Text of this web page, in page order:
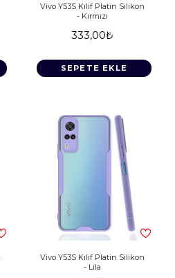
Vivo Y53S Kılıf Platin Silikon
- Kırmızı
333,00₺
SEPETE EKLE
Vivo Y53S Kılıf Platin Silikon
- Lila